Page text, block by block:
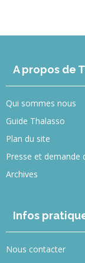
A propos de
Qui sommes nous
Guide Thalasso
Plan du site
Presse et demande
Archives
Infos
Nous contacter